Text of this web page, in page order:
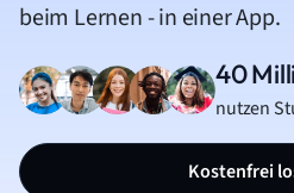
beim Lernen - in einer App.
40
nutzen
Kostenfrei